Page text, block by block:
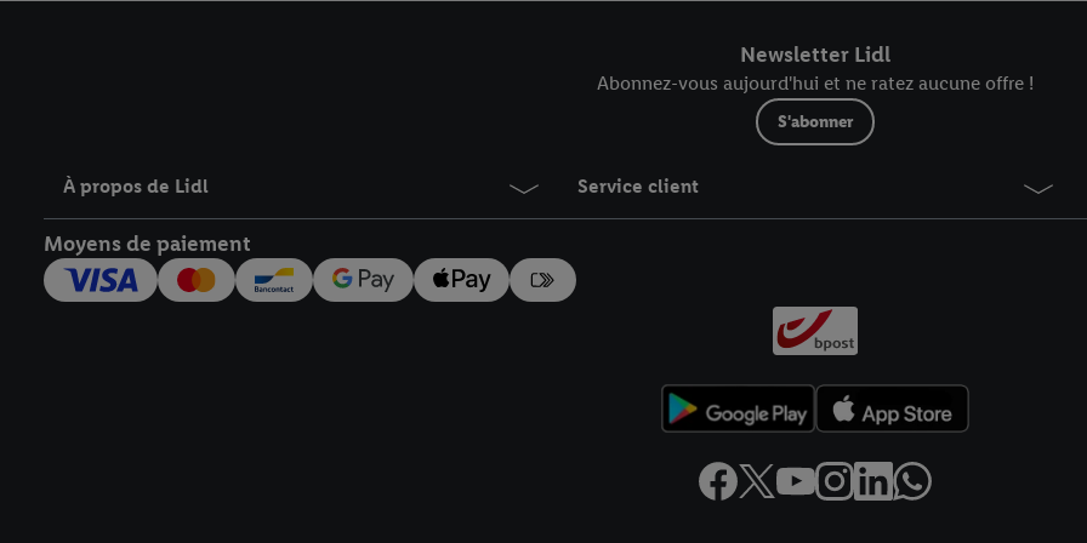
Newsletter Lidl
Abonnez-vous aujourd'hui et ne ratez aucune offre !
S'abonner
À propos de Lidl Service client
Moyens de paiement